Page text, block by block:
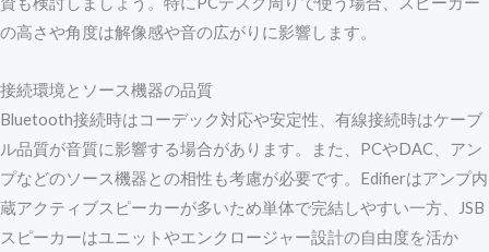
の高さや角度は解像感や音の広がりに影響します。
接続環境とソース機器の品質
Bluetooth接続時はコーデック対応や安定性、有線接続時はケーブ
ル品質が音質に影響する場合があります。また、PCやDAC、アン
プなどのソース機器との相性も考慮が必要です。Edifierはアンプ内
蔵アクティブスピーカーが多いため単体で完結しやすい一方、JSB
スピーカーはユニットやエンクロージャー設計の自由度を活か